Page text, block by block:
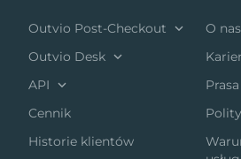
Outvio Post-Checkout
Outvio Desk
API
Cennik
Historie klientów
O nas